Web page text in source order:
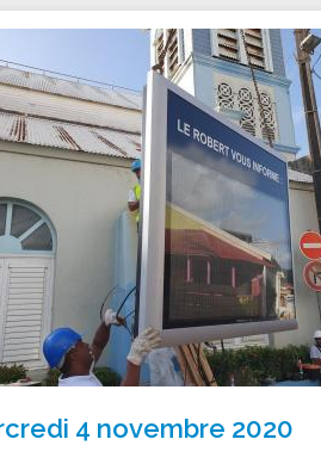
Offres d'emploi
SOCIAL-SOLIDARITÉ
Le Centre Communal d'Action
Les aides sociales
Logement
Antenne Municipale de
Cohésion Sociale
Epicerie sociale et solidaire
Bornes de collecte de l'ACISE
et le lycée
local des jeunes
scolaire
maternelles et primaire
de loisirs - ALSH
famille
ENFANCE
maternelles
4 novembre 2020